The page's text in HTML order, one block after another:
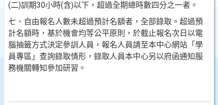
(二)訓期30小時(含)以下，超過全期總時數四分之一者。
七、自由報名人數未超過預計名額者，全部錄取。超過預
計名額時，基於機會均等公平原則，於截止報名次日以電
腦抽籤方式決定參訓人員，報名人員請至本中心網站「學
員專區」查詢錄取情形，錄取人員本中心另以府函通知服
務機關轉知參加研習。